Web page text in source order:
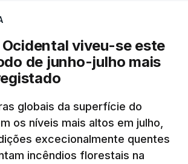
Ocidental viveu-se este
de junho-julho mais
globais da superfície do
os níveis mais altos em julho,
excecionalmente quentes
incêndios florestais na